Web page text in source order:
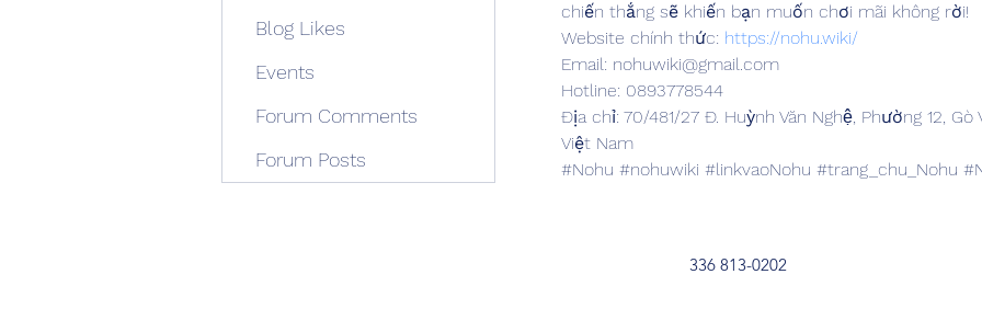
chiến thắng sẽ khiến bạn muốn chơi mãi không rời!
Website chính thức: https://nohu.wiki/
Email: nohuwiki@gmail.com
Hotline: 0893778544
Địa chỉ: 70/481/27 Đ. Huỳnh Văn Nghệ, Phường 12,
Việt Nam
#Nohu #nohuwiki #linkvaoNohu #trang_chu_Nohu
Blog Likes
Events
Forum Comments
Forum Posts
336 813-0202